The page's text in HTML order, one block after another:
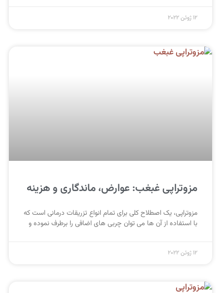
12 ژوئن 2022
مزوتراپی غبغب: عوارض، ماندگاری و هزینه
مزوتراپی، یک اصطلاح کلی برای تمام انواع تزریقات درمانی است که
با استفاده از آن‌ ها می‌ توان چربی‌ های اضافی را برطرف نموده و
12 ژوئن 2022